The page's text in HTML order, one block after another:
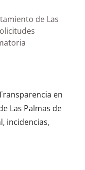
de Las
en
Las Palmas de
, incidencias,